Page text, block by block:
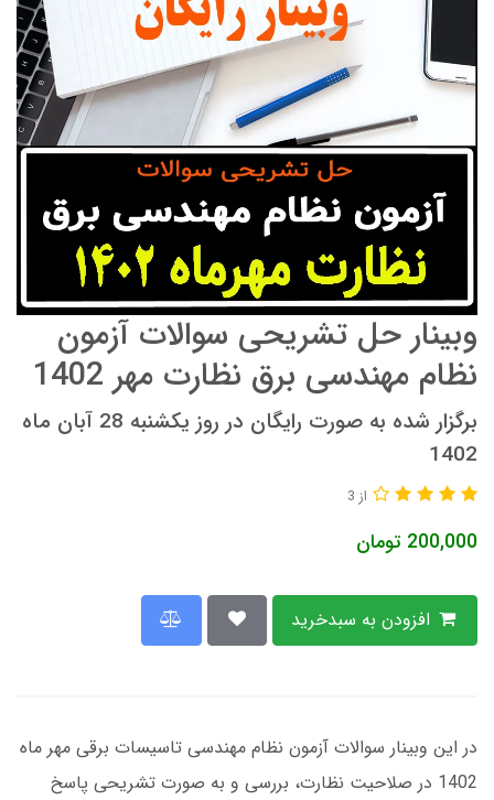
وبینار حل تشریحی سوالات آزمون
نظام مهندسی برق نظارت مهر 1402
برگزار شده به صورت رایگان در روز یکشنبه 28 آبان ماه
1402
از 3
200,000 تومان
در این وبینار سوالات آزمون نظام مهندسی تاسیسات برقی مهر ماه
1402 در صلاحیت نظارت، بررسی و به صورت تشریحی پاسخ